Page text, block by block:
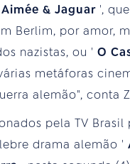
Aimée & Jaguar ',
Berlim, por amor,
nazistas, ou ' O
metáforas
alemão", conta
pela TV
drama alemão '